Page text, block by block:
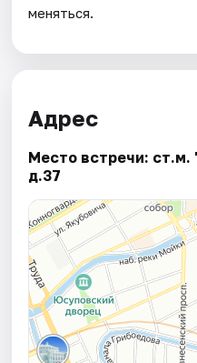
меняться.
Адрес
Место встречи:
д.37